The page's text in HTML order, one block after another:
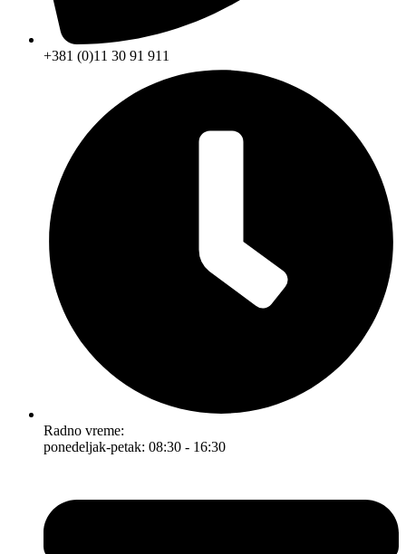
+381 (0)11 30 91 911
Radno vreme:
ponedeljak-petak: 08:30 - 16:30